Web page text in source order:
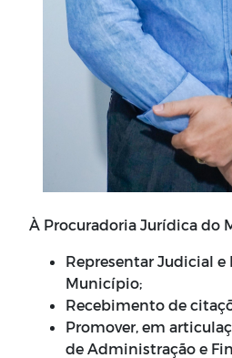
À Procuradoria Jurídica do
Representar Judicial
Município;
Recebimento de
Promover, em
de Administração e